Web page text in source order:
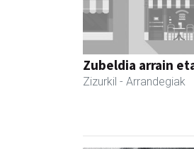
Zubeldia arrain
Zizurkil - Arrandegiak